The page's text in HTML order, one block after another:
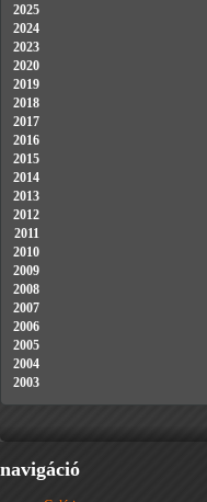
2025
2024
2023
2020
2019
2018
2017
2016
2015
2014
2013
2012
2011
2010
2009
2008
2007
2006
2005
2004
2003
navigáció